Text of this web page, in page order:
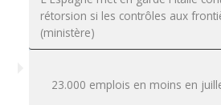
rétorsion si les contrôles aux
(ministère)
23.000 emplois en moins en